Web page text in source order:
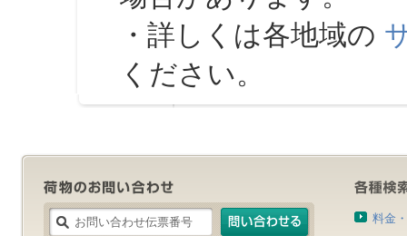
・詳しくは各地域の
ください。
料金